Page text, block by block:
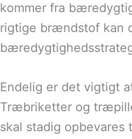
kommer fra
rigtige brændstof kan
Endelig er det vigtigt
Træbriketter og
skal stadig